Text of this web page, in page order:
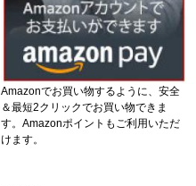
Amazonでお買い物するように、安全
＆最短2クリックでお買い物できま
す。Amazonポイントもご利用いただ
けます。